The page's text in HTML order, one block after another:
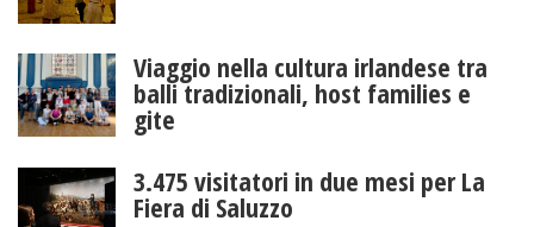
Viaggio nella cultura irlandese tra
balli tradizionali, host families e
gite
3.475 visitatori in due mesi per La
Fiera di Saluzzo